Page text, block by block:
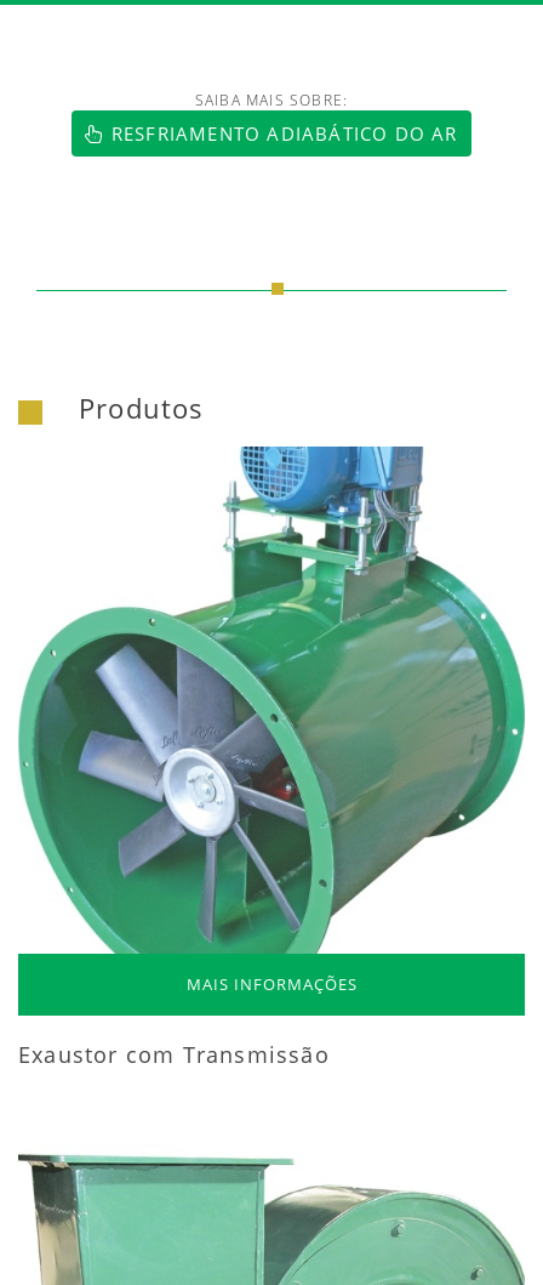
https://www.luftmaxi.com.br/
SAIBA MAIS SOBRE:
RESFRIAMENTO ADIABÁTICO DO AR
Produtos
MAIS INFORMAÇÕES
Exaustor com Transmissão